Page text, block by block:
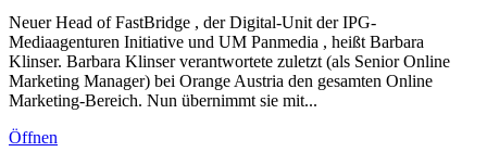
Neuer Head of FastBridge , der Digital-Unit der IPG-
Mediaagenturen Initiative und UM Panmedia , heißt Barbara
Klinser. Barbara Klinser verantwortete zuletzt (als Senior Online
Marketing Manager) bei Orange Austria den gesamten Online
Marketing-Bereich. Nun übernimmt sie mit...
Öffnen